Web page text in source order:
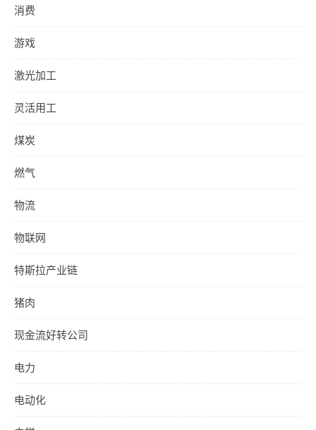
消费
游戏
激光加工
灵活用工
煤炭
燃气
物流
物联网
特斯拉产业链
猪肉
现金流好转公司
电力
电动化